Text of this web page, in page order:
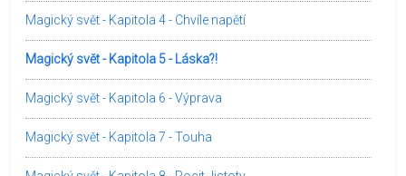
Magický svět - Kapitola 4 - Chvíle napětí
Magický svět - Kapitola 5 - Láska?!
Magický svět - Kapitola 6 - Výprava
Magický svět - Kapitola 7 - Touha